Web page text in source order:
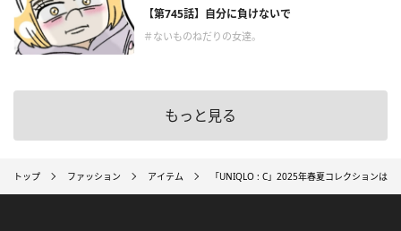
【第745話】自分に負けないで
＃ないものねだりの女達。
もっと見る
トップ ファッション アイテム 「UNIQLO : C」2025年春夏コレクションは